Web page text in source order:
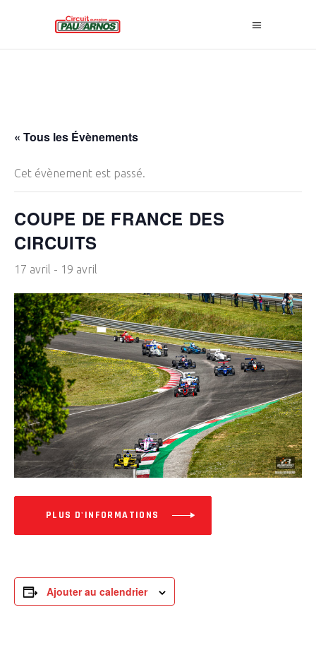
« Tous les Évènements
Cet évènement est passé.
COUPE DE FRANCE DES
CIRCUITS
17 avril - 19 avril
PLUS D'INFORMATIONS
Ajouter au calendrier